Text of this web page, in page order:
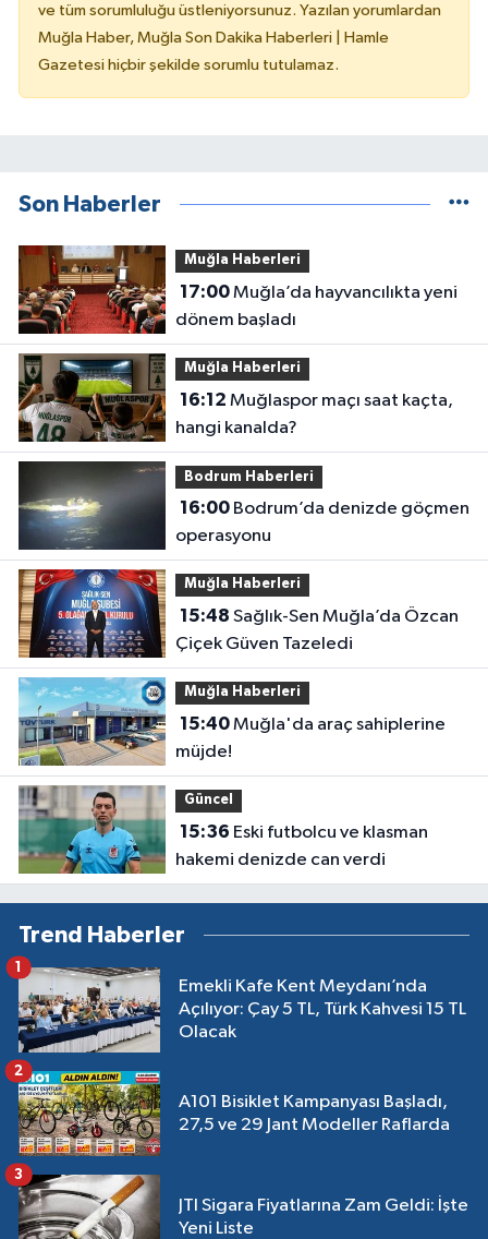
ve tüm sorumluluğu üstleniyorsunuz. Yazılan yorumlardan
Muğla Haber, Muğla Son Dakika Haberleri | Hamle
Gazetesi hiçbir şekilde sorumlu tutulamaz.
Son Haberler
Muğla Haberleri
17:00Muğla’da hayvancılıkta yeni
dönem başladı
Muğla Haberleri
16:12
hangi kanalda?
Bodrum Haberleri
16:00Bodrum’da denizde göçmen
operasyonu
Muğla Haberleri
15:48
Çiçek Güven Tazeledi
Muğla Haberleri
15:40Muğla'da araç sahiplerine
müjde!
Güncel
15:36
hakemi denizde can verdi
Trend Haberler
Emekli Kafe Kent Meydanı’nda
Açılıyor: Çay 5 TL, Türk Kahvesi 15 TL
Olacak
1
A101 Bisiklet Kampanyası Başladı,
27,5 ve 29 Jant Modeller Raflarda
2
JTI Sigara Fiyatlarına Zam Geldi: İşte
Yeni Liste
3